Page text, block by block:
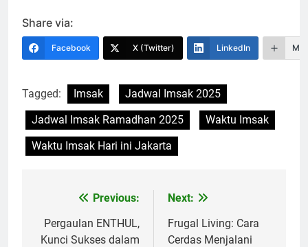
Share via:
Facebook X (Twitter) LinkedIn
Tagged: Imsak
Jadwal Imsak 2025
Jadwal Imsak Ramadhan 2025
Waktu Imsak
Waktu Imsak Hari ini Jakarta
Navigasi
pos
Previous:
Pergaulan ENTHUL,
Kunci Sukses dalam
Next:
Frugal Living: Cara
Cerdas Menjalani